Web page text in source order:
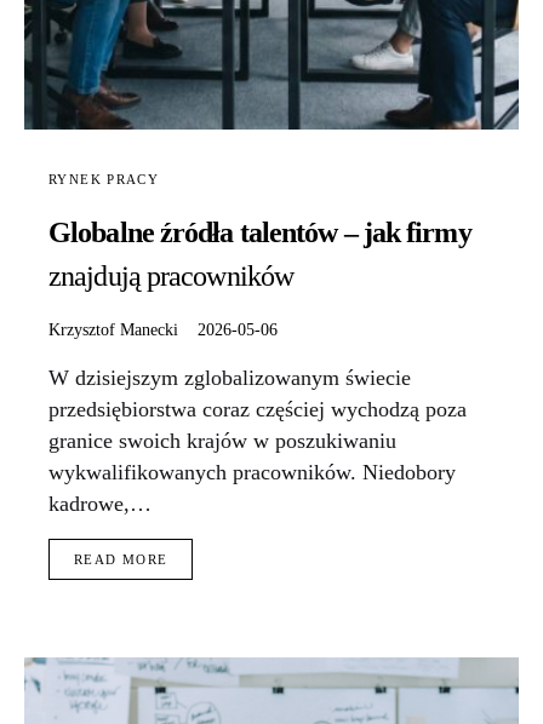
RYNEK PRACY
Globalne źródła talentów – jak firmy
znajdują pracowników
Krzysztof Manecki 2026-05-06
W dzisiejszym zglobalizowanym świecie
przedsiębiorstwa coraz częściej wychodzą poza
granice swoich krajów w poszukiwaniu
wykwalifikowanych pracowników. Niedobory
kadrowe,…
READ MORE